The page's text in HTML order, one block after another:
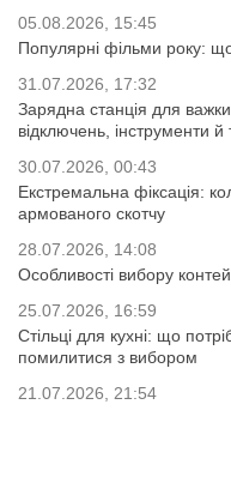
05.08.2026, 15:45
Популярні фільми року:
31.07.2026, 17:32
Зарядна станція для
відключень, інструменти
30.07.2026, 00:43
Екстремальна фіксація:
армованого скотчу
28.07.2026, 14:08
Особливості вибору
25.07.2026, 16:59
Стільці для кухні: що
помилитися з вибором
21.07.2026, 21:54